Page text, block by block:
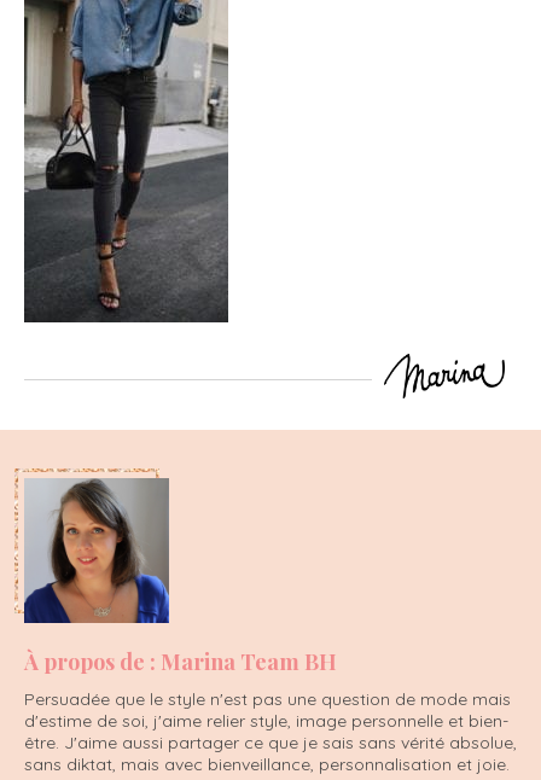
À propos de : Marina Team BH
Persuadée que le style n'est pas une question de mode mais
d'estime de soi, j'aime relier style, image personnelle et bien-
être. J'aime aussi partager ce que je sais sans vérité absolue,
sans diktat, mais avec bienveillance, personnalisation et joie.